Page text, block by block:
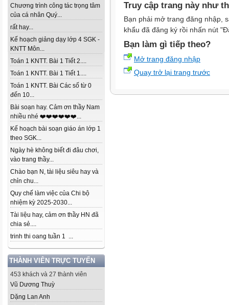
Chương trình công tác trọng tâm
của cá nhân Quý...
rất hay...
Kế hoạch giảng dạy lớp 4 SGK -
KNTT Môn...
Toán 1 KNTT. Bài 1 Tiết 2....
Toán 1 KNTT. Bài 1 Tiết 1....
Toán 1 KNTT. Bài Các số từ 0
đến 10...
Bài soạn hay. Cảm ơn thầy Nam
nhiều nhé ❤️❤️❤️❤️❤️❤️...
Kế hoạch bài soạn giáo án lớp 1
theo SGK...
Ngày hè không biết đi đâu chơi,
vào trang thầy...
Chào bạn N, tài liệu siêu hay và
chỉn chu...
Quy chế làm việc của Chi bộ
nhiệm kỳ 2025-2030...
Tài liệu hay, cảm ơn thầy HN đã
chia sẻ....
trinh thi oang tuần 1 ...
THÀNH VIÊN TRỰC TUYẾN
453 khách và 27 thành viên
Vũ Dương Thuỳ
Dặng Lan Anh
Truy cập trang này như
Bạn phải mở trang đăng nhập,
khẩu đã đăng ký rồi nhấn nút
Bạn làm gì tiếp theo?
Mở trang đăng nhập
Quay trở lại trang trước